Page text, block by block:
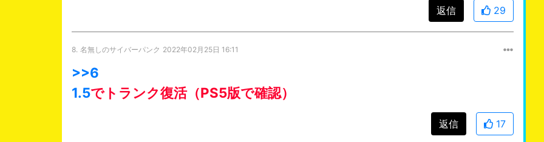
返信 29
8. 名無しのサイバーパンク 2022年02月25日 16:11
>>6
1.5でトランク復活（PS5版で確認）
返信 17